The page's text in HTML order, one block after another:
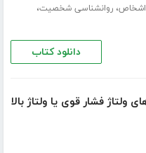
اشخاص،روانشناسی شخصیت،
دانلود کتاب
ولتاژ فشار قوی یا ولتاژ بالا